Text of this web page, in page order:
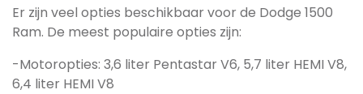
Er zijn veel opties beschikbaar voor de Dodge 1500
Ram. De meest populaire opties zijn:
-Motoropties: 3,6 liter Pentastar V6, 5,7 liter HEMI V8,
6,4 liter HEMI V8